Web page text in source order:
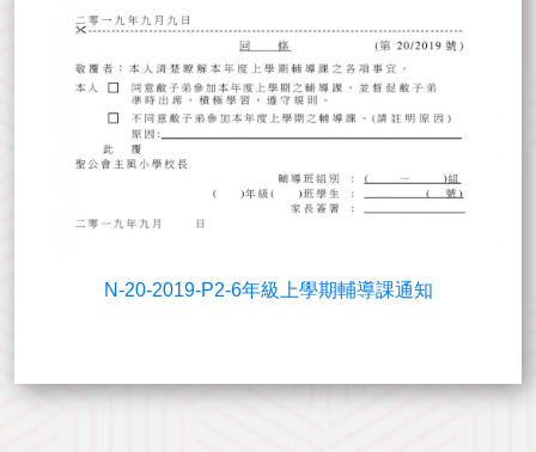
N-20-2019-P2-6年級上學期輔導課通知